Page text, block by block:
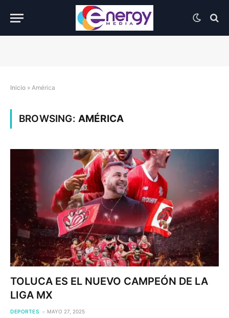
Inicio » América
BROWSING: AMÉRICA
TOLUCA ES EL NUEVO CAMPEÓN DE LA
LIGA MX
DEPORTES MAYO 27, 2025